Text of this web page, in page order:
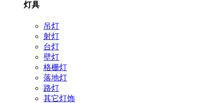
灯具
吊灯
射灯
台灯
壁灯
格栅灯
落地灯
路灯
其它灯饰